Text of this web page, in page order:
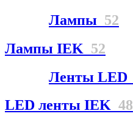
Лампы 52
Лампы IEK 52
Ленты LED
LED ленты IEK 48